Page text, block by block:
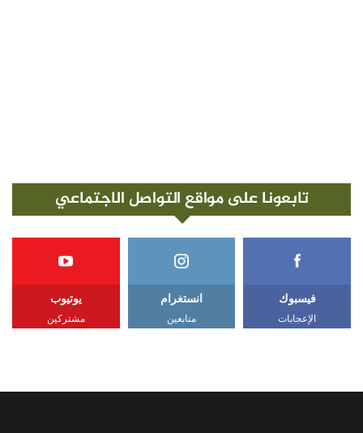
تابعونا على مواقع التواصل الاجتماعي
فيسبوك
الإعجابات
انستغرام
متابعين
يوتيوب
مشتركين